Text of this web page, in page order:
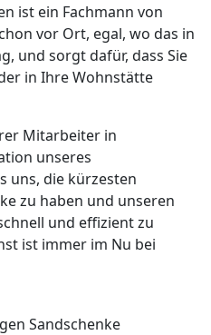
ist ein Fachmann von
vor Ort, egal, wo das in
und sorgt dafür, dass Sie
in Ihre Wohnstätte
Mitarbeiter in
unseres
uns, die kürzesten
zu haben und unseren
und effizient zu
ist immer im Nu bei
Sandschenke